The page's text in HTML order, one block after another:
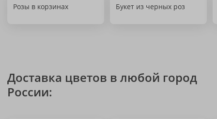
Розы в корзинах Букет из черных роз
Доставка цветов в любой город
России: